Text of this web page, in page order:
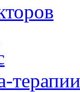
терапии